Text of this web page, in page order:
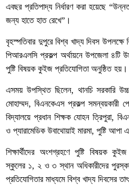
এবছর প্রতিপাদ্য নির্ধারণ করা হয়েছে
জন্য হাতে হাত রেখে”।
বৃহস্পতিবার দুপুরে বিশ্ব খাদ্য দিবস
পিআরএলসি প্রকল্প অর্থায়নে উপজেলা ৪টি উচ্চ
পুষ্টি বিষয়ক কুইজ প্রতিযোগিতা অনুষ্ঠিত হয়।
এসময় উপস্থিত ছিলেন, থানচি সরকারি
মোহাম্মদ, বিএনকেএস প্রকল্প সমন্বয়কারী
বিদ্যালয়ে প্রধান শিক্ষক যোহন ত্রিপুরা,
ও প্যারামেডিক উবাথোয়াই মারমা, পুষ্টি আপা
শিক্ষার্থীদের অংশগ্রহণে পুষ্টি বিষয়ক
স্কুলের ১, ২ ও ৩ স্থান অধিকারীদের
প্রতিযোগিতার মাধ্যমে বিশ্ব খাদ্য দিবসের